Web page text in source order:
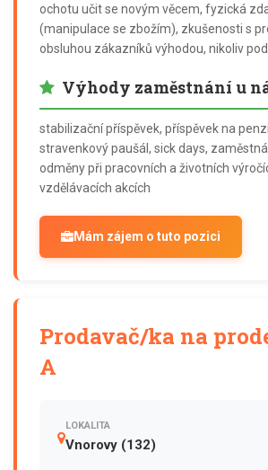
ochotu učit se novým věcem, fyzická
(manipulace se zbožím), zkušenosti s
obsluhou zákazníků výhodou, nikoliv
Výhody zaměstnání u
stabilizační příspěvek, příspěvek na
stravenkový paušál, sick days,
odměny při pracovních a životních
vzdělávacích akcích
Mám zájem o tuto pozici
Prodavač/ka na
A
LOKALITA
Vnorovy (132)